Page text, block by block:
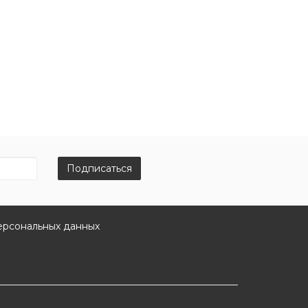
Подписаться
данных